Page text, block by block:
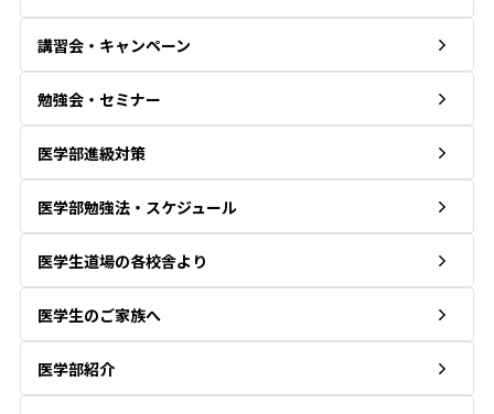
講習会・キャンペーン
勉強会・セミナー
医学部進級対策
医学部勉強法・スケジュール
医学生道場の各校舎より
医学生のご家族へ
医学部紹介